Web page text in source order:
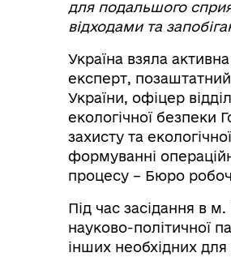
для подальшого
відходами та
Україна взяла
експерт,
України, офіцер
екологічної безпеки
захисту та
формуванні
процесу – Бюро
Під час засідання в
науково-політичної
інших необхідних